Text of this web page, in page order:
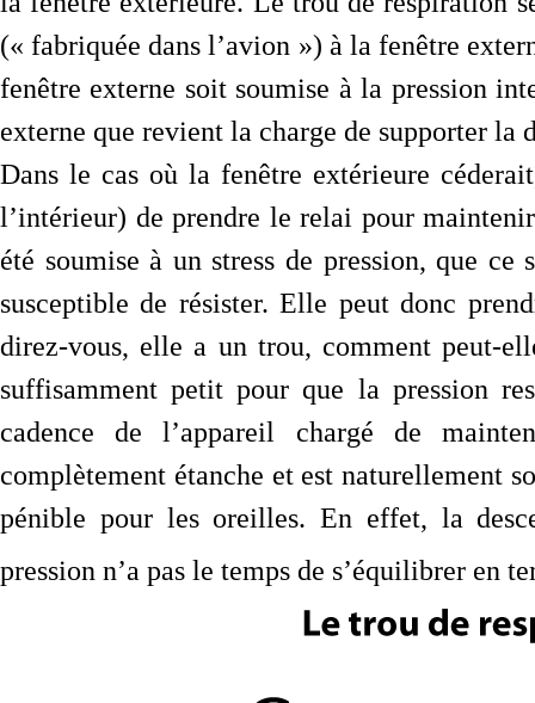
(« fabriquée dans l’avion ») à la fenêtre
fenêtre externe soit soumise à la pression
externe que revient la charge de supporter la
Dans le cas où la fenêtre extérieure
l’intérieur) de prendre le relai pour
été soumise à un stress de pression, que
susceptible de résister. Elle peut donc
direz-vous, elle a un trou, comment peut-
suffisamment petit pour que la pression
cadence de l’appareil chargé de
complètement étanche et est naturellement
pénible pour les oreilles. En effet, la
pression n’a pas le temps de s’équilibrer en